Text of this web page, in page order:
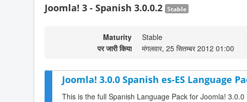
Joomla! 3 - Spanish 3.0.0.2 Stable
Maturity
Stable
पर जारी किया
मंगलवार, 25 सितम्बर 2012 01:00
Joomla! 3.0.0 Spanish es-ES Language
This is the full Spanish Language Pack for Joomla! 3.0.0